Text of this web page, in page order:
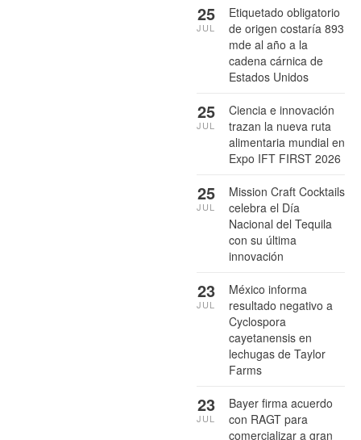
Etiquetado obligatorio
de origen costaría 893
mde al año a la
cadena cárnica de
Estados Unidos
25
JUL
Ciencia e innovación
trazan la nueva ruta
alimentaria mundial en
Expo IFT FIRST 2026
25
JUL
Mission Craft Cocktails
celebra el Día
Nacional del Tequila
con su última
innovación
25
JUL
México informa
resultado negativo a
Cyclospora
cayetanensis en
lechugas de Taylor
Farms
23
JUL
Bayer firma acuerdo
con RAGT para
comercializar a gran
23
JUL